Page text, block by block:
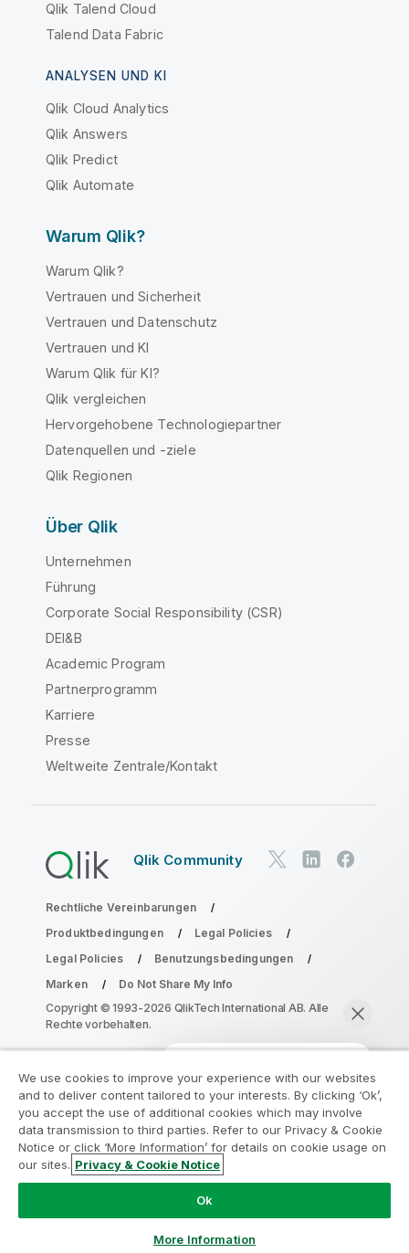
Qlik Talend Cloud
Talend Data Fabric
ANALYSEN UND KI
Qlik Cloud Analytics
Qlik Answers
Qlik Predict
Qlik Automate
Warum Qlik?
Warum Qlik?
Vertrauen und Sicherheit
Vertrauen und Datenschutz
Vertrauen und KI
Warum Qlik für KI?
Qlik vergleichen
Hervorgehobene Technologiepartner
Datenquellen und -ziele
Qlik Regionen
Über Qlik
Unternehmen
Führung
Corporate Social Responsibility (CSR)
DEI&B
Academic Program
Partnerprogramm
Karriere
Presse
Weltweite Zentrale/Kontakt
Qlik Community
Rechtliche Vereinbarungen
Produktbedingungen
Legal Policies
Legal Policies
Benutzungsbedingungen
Marken
Do Not Share My Info
Copyright © 1993-2026 QlikTech International AB. Alle
Rechte vorbehalten.
Nehmen Sie am Analyse-
Modernisierungsprogramm teil
Modernisieren Sie mit dem Analyse-
Modernisierungsprogramm, ohne Ihre wertvollen
QlikView-Apps zu gefährden.
Informationen oder kontaktieren Sie uns:
ampquestions@qlik.com
We use cookies to improve your experience with our websites
and to deliver content tailored to your interests. By clicking ‘Ok’,
you accept the use of additional cookies which may involve
data transmission to third parties. Refer to our Privacy & Cookie
Notice or click ‘More Information’ for details on cookie usage on
our sites. Privacy & Cookie Notice
Ok
More Information